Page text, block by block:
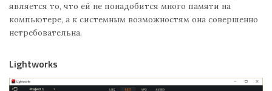
является то, что ей не понадобится много памяти на
компьютере, а к системным возможностям она совершенно
нетребовательна.
Lightworks